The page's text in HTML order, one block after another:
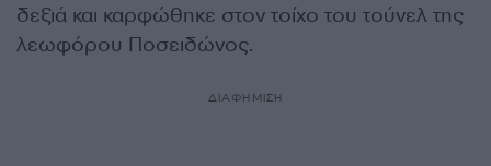
δεξιά και καρφώθηκε στον τοίχο του τούνελ της
λεωφόρου Ποσειδώνος.
ΔΙΑΦΗΜΙΣΗ